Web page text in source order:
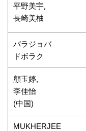
平野美宇,
長崎美柚
バラジョバ
ドボラク
顧玉婷,
李佳怡
(中国)
MUKHERJEE